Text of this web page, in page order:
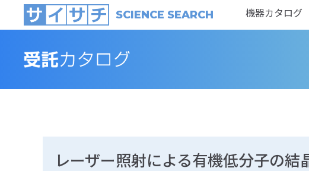
SCIENCE SEARCH 機器カタログ
レーザー照射による有機低分子の